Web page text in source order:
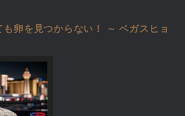
も卵を見つからない！ ～ ベガスヒョ